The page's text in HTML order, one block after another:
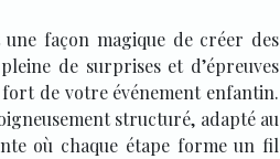
façon magique de créer des
de surprises et d’épreuves
de votre événement enfantin.
structuré, adapté au
où chaque étape forme un fil